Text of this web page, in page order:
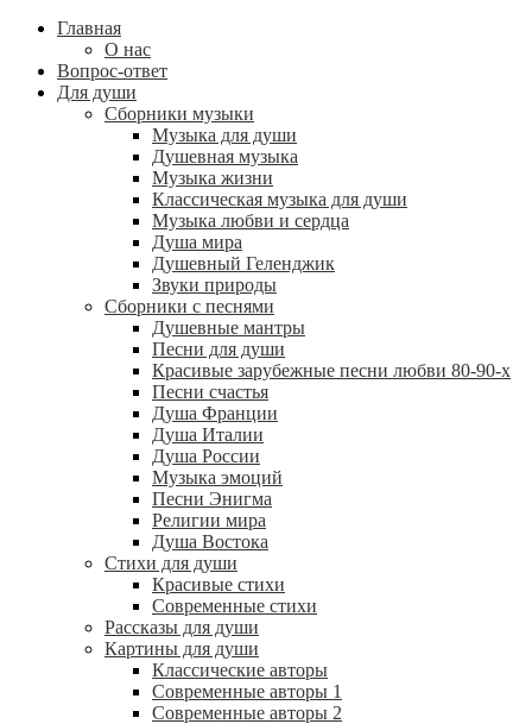
Главная
О нас
Вопрос-ответ
Для души
Сборники музыки
Музыка для души
Душевная музыка
Музыка жизни
Классическая музыка для души
Музыка любви и сердца
Душа мира
Душевный Геленджик
Звуки природы
Сборники с песнями
Душевные мантры
Песни для души
Красивые зарубежные песни любви 80-90-х
Песни счастья
Душа Франции
Душа Италии
Душа России
Музыка эмоций
Песни Энигма
Религии мира
Душа Востока
Стихи для души
Красивые стихи
Современные стихи
Рассказы для души
Картины для души
Классические авторы
Современные авторы 1
Современные авторы 2